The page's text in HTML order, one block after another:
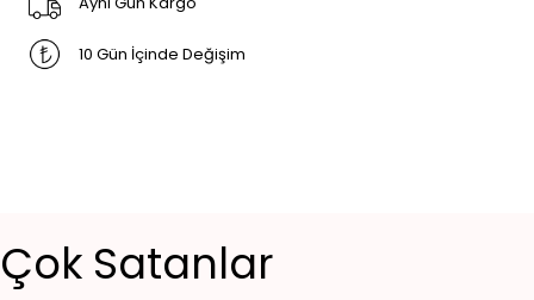
10 Gün İçinde Değişim
Çok Satanlar